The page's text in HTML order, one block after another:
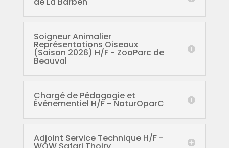
Soigneur Animalier
Représentations Oiseaux
(Saison 2026) H/F - ZooParc de
Beauval
Chargé de Pédagogie et
Événementiel H/F - NaturOparC
Adjoint Service Technique H/F -